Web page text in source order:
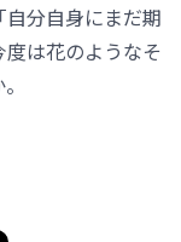
分自身にまだ期
は花のようなそ